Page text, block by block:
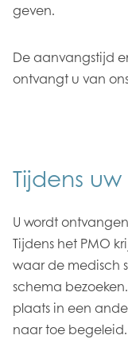
geven.
De aanvangstijd
ontvangt u van
Tijdens
U wordt
Tijdens het PMO
waar de medisch
schema
plaats in een
naar toe begeleid.